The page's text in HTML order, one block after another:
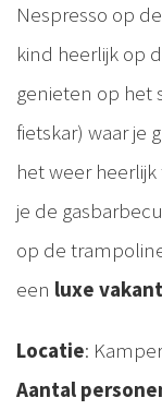
Nespresso op de
kind heerlijk op
genieten op het
fietskar) waar je
het weer
je de
op de
een luxe
Locatie:
Aantal